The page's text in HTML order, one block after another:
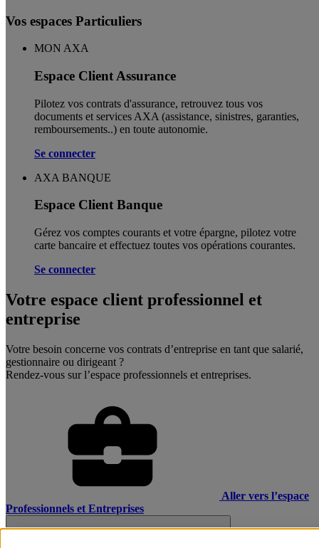
Vos espaces Particuliers
MON AXA
Espace Client Assurance
Pilotez vos contrats d'assurance, retrouvez tous vos
documents et services AXA (assistance, sinistres, garanties,
remboursements..) en toute autonomie. ​
Se connecter
AXA BANQUE
Espace Client Banque
Gérez vos comptes courants et votre épargne, pilotez votre
carte bancaire et effectuez toutes vos opérations courantes.
Se connecter
Votre espace client professionnel et
entreprise
Votre besoin concerne vos contrats d’entreprise en tant que salarié,
gestionnaire ou dirigeant ?
Rendez-vous sur l’espace professionnels et entreprises.
Aller vers l’espace
Professionnels et Entreprises